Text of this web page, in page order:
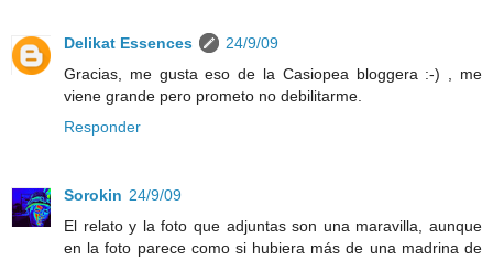
Delikat Essences
24/9/09
Gracias, me gusta eso de la Casiopea bloggera :-) , me
viene grande pero prometo no debilitarme.
Responder
Sorokin 24/9/09
El relato y la foto que adjuntas son una maravilla, aunque
en la foto parece como si hubiera más de una madrina de